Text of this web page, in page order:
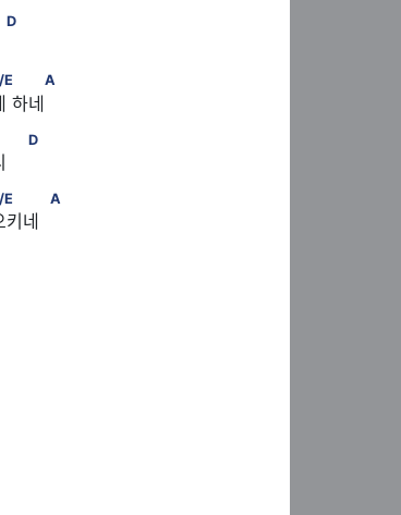
C
D
D                  A/C
E A
하네
A         C
D
D                  A/C
E A
키네